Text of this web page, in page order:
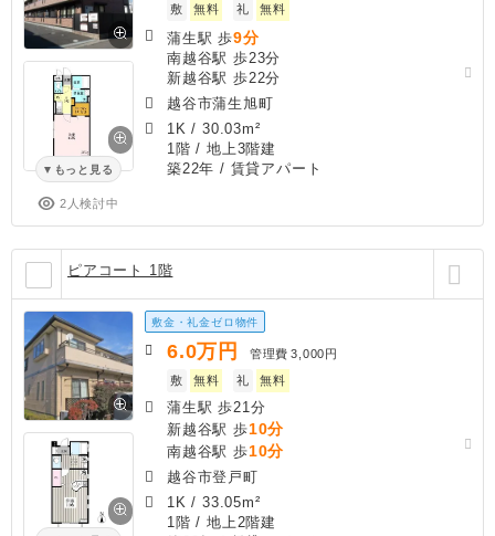
もっと見る
2人検討中
敷
無料 礼 無料
蒲生駅 歩9分
南越谷駅 歩23分
新越谷駅 歩22分
越谷市蒲生旭町
1K /30.03m²
1階 / 地上3階建
築22年 / 賃貸アパート
ピアコート 1階
敷金・礼金ゼロ物件
6.0万円 管理費 3,000円
敷
無料 礼 無料
蒲生駅 歩21分
新越谷駅 歩10分
南越谷駅 歩10分
越谷市登戸町
1K /33.05m²
1階 / 地上2階建